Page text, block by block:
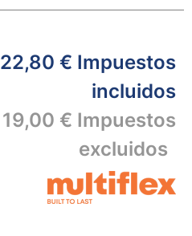
22,80 € Impuestos
incluidos
19,00 € Impuestos
excluidos